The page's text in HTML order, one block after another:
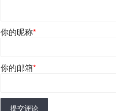
你的昵称*
你的邮箱*
提交评论